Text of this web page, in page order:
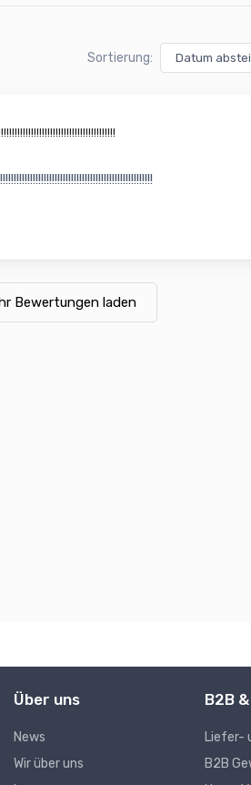
Sortierung:
Bewertungen laden
Über uns
News
Wir über uns
B2B
Liefer-
B2B